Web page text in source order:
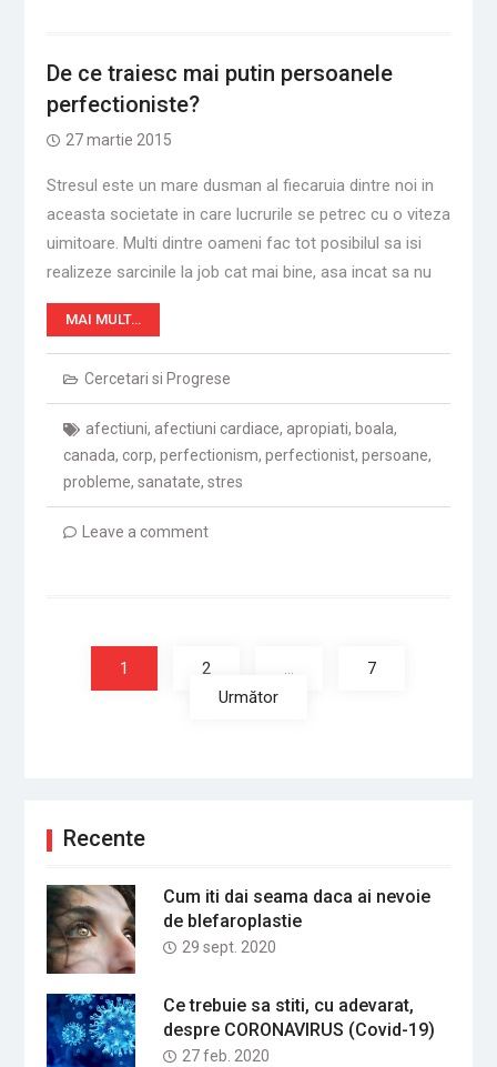
De ce traiesc mai putin persoanele
perfectioniste?
27 martie 2015
Stresul este un mare dusman al fiecaruia dintre noi in
aceasta societate in care lucrurile se petrec cu o viteza
uimitoare. Multi dintre oameni fac tot posibilul sa isi
realizeze sarcinile la job cat mai bine, asa incat sa nu
MAI MULT…
Cercetari si Progrese
afectiuni, afectiuni cardiace, apropiati, boala,
canada, corp, perfectionism, perfectionist, persoane,
probleme, sanatate, stres
Leave a comment
1 2 …
7
Următor
Recente
Cum iti dai seama daca ai nevoie
de blefaroplastie
29 sept. 2020
Ce trebuie sa stiti, cu adevarat,
despre CORONAVIRUS (Covid-19)
27 feb. 2020